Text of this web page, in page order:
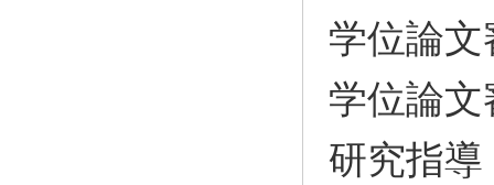
学位論
学位論
研究指